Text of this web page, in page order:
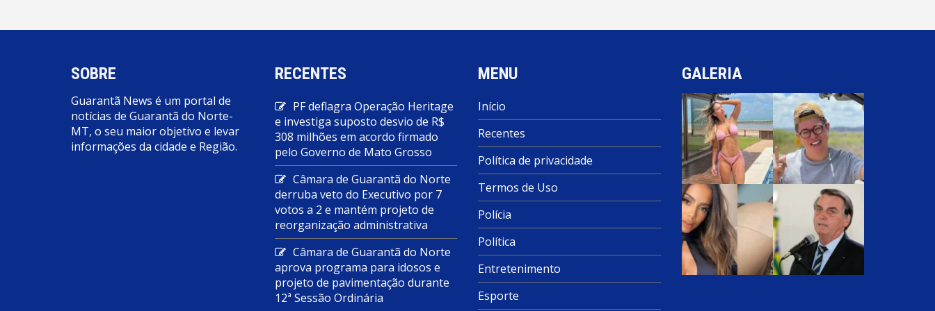
SOBRE
Guarantã News é um portal de
notícias de Guarantã do Norte-
MT, o seu maior objetivo e levar
informações da cidade e Região.
RECENTES
PF deflagra Operação Heritage
e investiga suposto desvio de R$
308 milhões em acordo firmado
pelo Governo de Mato Grosso
Câmara de Guarantã do Norte
derruba veto do Executivo por 7
votos a 2 e mantém projeto de
reorganização administrativa
Câmara de Guarantã do Norte
aprova programa para idosos e
projeto de pavimentação durante
12ª Sessão Ordinária
MENU
Início
Recentes
Política de privacidade
Termos de Uso
Polícia
Política
Entretenimento
Esporte
GALERIA